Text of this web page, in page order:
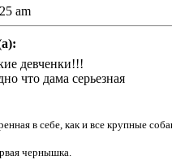
am
девченки!!!
что дама серьезная
в себе, как и все крупные
чернышка.